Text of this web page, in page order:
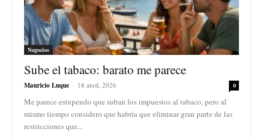
Negocios
Sube el tabaco: barato me parece
Mauricio Luque - 18 abril, 2026 0
Me parece estupendo que suban los impuestos al tabaco, pero al
mismo tiempo considero que habría que eliminar gran parte de las
restricciones que...